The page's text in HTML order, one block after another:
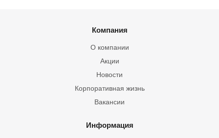
Компания
О компании
Акции
Новости
Корпоративная жизнь
Вакансии
Информация